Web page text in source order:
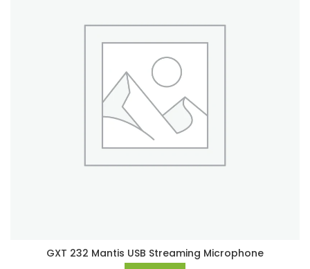
GXT 232 Mantis USB Streaming Microphone